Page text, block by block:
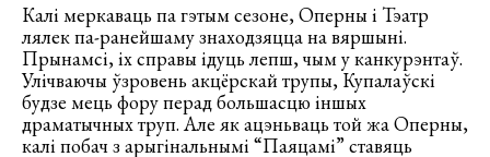
Калі меркаваць па гэтым сезоне, Оперны і Тэатр
лялек па-ранейшаму знаходзяцца на вяршыні.
Прынамсі, іх справы ідуць лепш, чым у канкурэнтаў.
Улічваючы ўзровень акцёрскай трупы, Купалаўскі
будзе мець фору перад большасцю іншых
драматычных труп. Але як ацэньваць той жа Оперны,
калі побач з арыгінальнымі “Паяцамі” ставяць